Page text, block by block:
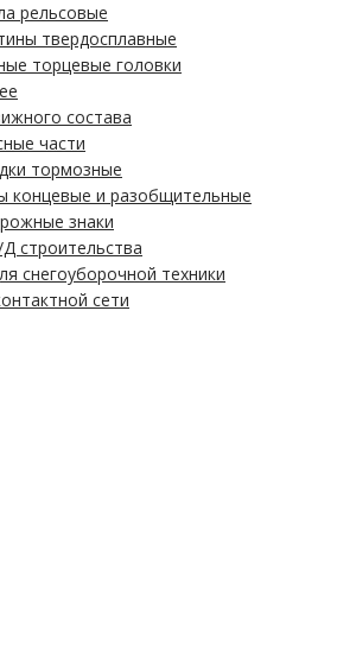
рельсовые
твердосплавные
торцевые головки
состава
части
тормозные
концевые и разобщительные
знаки
строительства
снегоуборочной техники
сети